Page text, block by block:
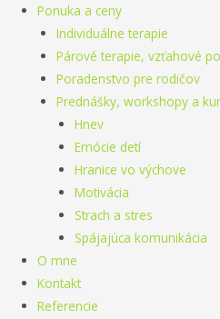
Ponuka a ceny
Individuálne terapie
Párové terapie, vzťahové
Poradenstvo pre rodičov
Prednášky, workshopy a
Hnev
Emócie detí
Hranice vo výchove
Motivácia
Strach a stres
Spájajúca komunikácia
O mne
Kontakt
Referencie